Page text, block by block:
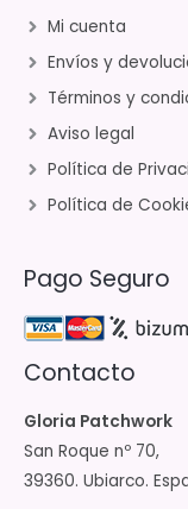
Mi cuenta
Envíos y
Términos y
Aviso legal
Política de
Política de
Pago Seguro
Contacto
Gloria Patchwork
San Roque nº 70,
39360. Ubiarco.